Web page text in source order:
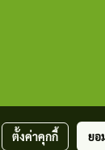
ตั้งค่าคุกกี้ ยอ